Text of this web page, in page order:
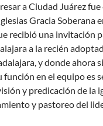
a Ciudad Juárez
Gracia Soberana
recibió una invitación
a la recién
y donde ahora
función en el equipo es
y predicación de la
y pastoreo del